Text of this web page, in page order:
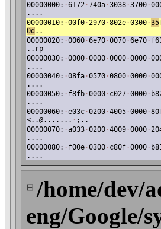
00000000: ·6172 ·740a ·3038 ·3700 ·
....
00000010: ·00f0 ·2970 ·802e ·0300 ·35
Od ..
00000020: ·0060 ·6e70 ·0070 ·6e70 ·
..rp
00000030: ·0000 ·0000 ·0000 ·0000 ·
....
00000040: ·08fa ·0570 ·0800 ·0000 ·
....
00000050: · f8fb ·0000 · c027 ·0000 ·
....
00000060: ·e03c ·0200 ·4005 ·0000 ·
<..@....... · ;..
00000070: ·a033 ·0200 ·4009 ·0000 ·
....
00000080: · f00e ·0300 · c80f ·0000 ·
....
⊟ /home/dev/
eng/Google/